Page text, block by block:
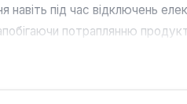
під час відключень
потраплянню